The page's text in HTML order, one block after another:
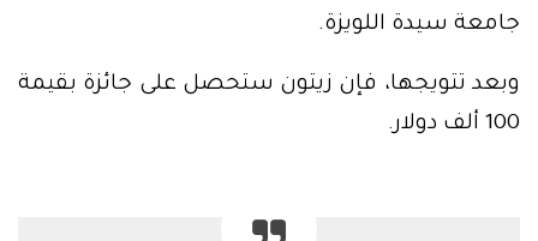
جامعة سيدة اللويزة.
وبعد تتويجها، فإن زيتون ستحصل على جائزة بقيمة
100 ألف دولار.